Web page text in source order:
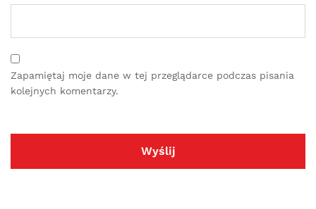
Zapamiętaj moje dane w tej przeglądarce podczas pisania
kolejnych komentarzy.